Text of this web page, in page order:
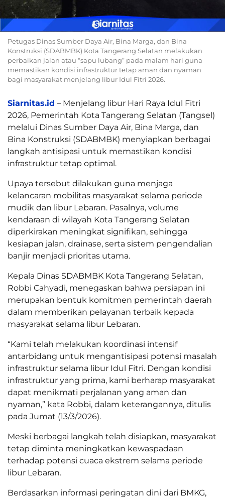
Petugas Dinas Sumber Daya Air, Bina Marga, dan Bina
Konstruksi (SDABMBK) Kota Tangerang Selatan melakukan
perbaikan jalan atau “sapu lubang” pada malam hari guna
memastikan kondisi infrastruktur tetap aman dan nyaman
bagi masyarakat menjelang libur Idul Fitri 2026.
Siarnitas.id – Menjelang libur Hari Raya Idul Fitri
2026, Pemerintah Kota Tangerang Selatan (Tangsel)
melalui Dinas Sumber Daya Air, Bina Marga, dan
Bina Konstruksi (SDABMBK) menyiapkan berbagai
langkah antisipasi untuk memastikan kondisi
infrastruktur tetap optimal.
Upaya tersebut dilakukan guna menjaga
kelancaran mobilitas masyarakat selama periode
mudik dan libur Lebaran. Pasalnya, volume
kendaraan di wilayah Kota Tangerang Selatan
diperkirakan meningkat signifikan, sehingga
kesiapan jalan, drainase, serta sistem pengendalian
banjir menjadi prioritas utama.
Kepala Dinas SDABMBK Kota Tangerang Selatan,
Robbi Cahyadi, menegaskan bahwa persiapan ini
merupakan bentuk komitmen pemerintah daerah
dalam memberikan pelayanan terbaik kepada
masyarakat selama libur Lebaran.
“Kami telah melakukan koordinasi intensif
antarbidang untuk mengantisipasi potensi masalah
infrastruktur selama libur Idul Fitri. Dengan kondisi
infrastruktur yang prima, kami berharap masyarakat
dapat menikmati perjalanan yang aman dan
nyaman,” kata Robbi, dalam keterangannya, ditulis
pada Jumat (13/3/2026).
Meski berbagai langkah telah disiapkan, masyarakat
tetap diminta meningkatkan kewaspadaan
terhadap potensi cuaca ekstrem selama periode
libur Lebaran.
Berdasarkan informasi peringatan dini dari BMKG,